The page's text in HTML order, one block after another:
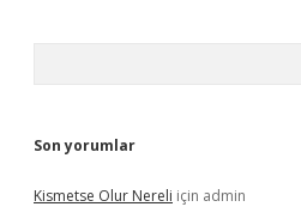
Son yorumlar
Kismetse Olur Nereli için admin